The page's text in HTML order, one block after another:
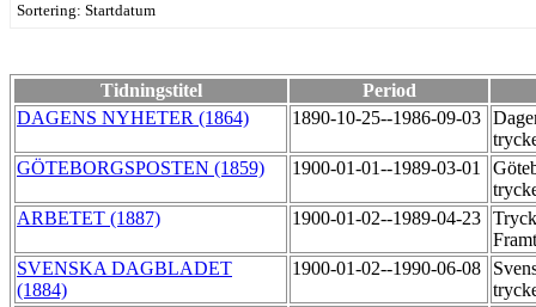
Sortering: Startdatum
Tidningstitel
Period
DAGENS NYHETER (1864)
1890-10-25--1986-09-03
GÖTEBORGSPOSTEN (1859)
1900-01-01--1989-03-01
ARBETET (1887)
1900-01-02--1989-04-23
SVENSKA DAGBLADET
(1884)
1900-01-02--1990-06-08